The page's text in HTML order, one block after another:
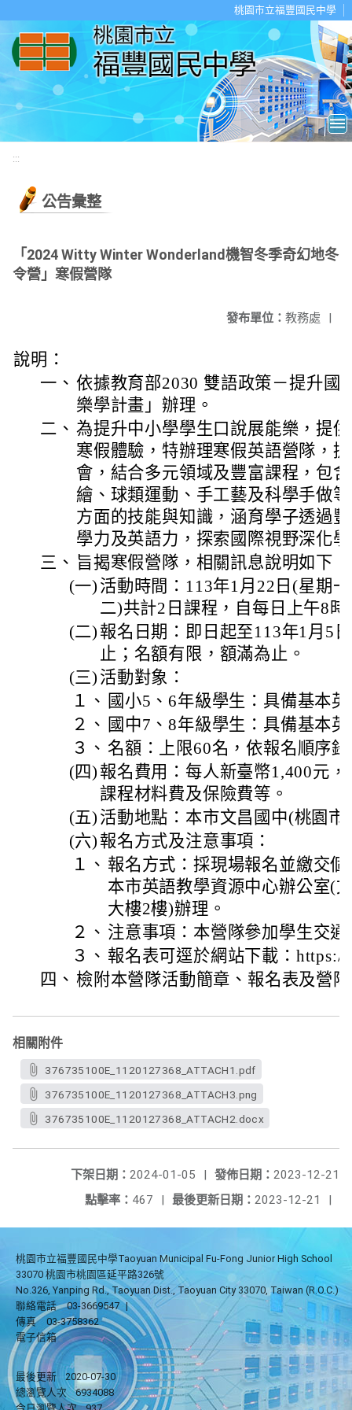
桃園市立福豐國民中學
:::
公告彙整
「2024 Witty Winter Wonderland機智冬季奇幻地冬
令營」寒假營隊
發布單位： 教務處 |
說明：
一、 依據教育部2030 雙語政策－提升國
樂學計畫」辦理。
二、 為提升中小學學生口說展能樂，提
寒假體驗，特辦理寒假英語營隊，
會，結合多元領域及豐富課程，包
繪、球類運動、手工藝及科學手做
方面的技能與知識，涵育學子透過
學力及英語力，探索國際視野深化
三、 旨揭寒假營隊，相關訊息說明如下：
(一) 活動時間：113年1月22日(星期
二)共計2日課程，自每日上午8
(二) 報名日期：即日起至113年1月5
止；名額有限，額滿為止。
(三) 活動對象：
１、 國小5、6年級學生：具備基本
２、 國中7、8年級學生：具備基本
３、 名額：上限60名，依報名順序
(四) 報名費用：每人新臺幣1,400元
課程材料費及保險費等。
(五) 活動地點：本市文昌國中(桃園
(六) 報名方式及注意事項：
１、 報名方式：採現場報名並繳交
本市英語教學資源中心辦公室(
大樓2樓)辦理。
２、 注意事項：本營隊參加學生交通
３、 報名表可逕於網站下載：
四、 檢附本營隊活動簡章、報名表及營
相關附件
376735100E_1120127368_ATTACH1.pdf
376735100E_1120127368_ATTACH3.png
376735100E_1120127368_ATTACH2.docx
發佈日期： 2023-12-21
下架日期： 2024-01-05
|
最後更新日期： 2023-12-21 |
點擊率： 467 |
桃園市立福豐國民中學Taoyuan Municipal Fu-Fong Junior High School
33070 桃園市桃園區延平路326號
No.326, Yanping Rd., Taoyuan Dist., Taoyuan City 33070, Taiwan (R.O.C.)
聯絡電話
03-3669547 |
傳真
03-3758362
電子信箱
最後更新
2020-07-30
總瀏覽人次
6934088